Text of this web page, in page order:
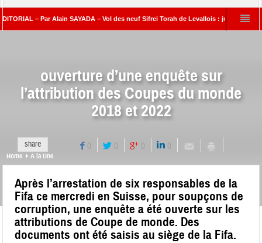
– Par Alain SAYADA – Vol des neuf Sifrei Torah de Levallois : jusqu’à quand le
ouverture d’une enquête sur
l’attribution des Coupes du monde
2018 et 2022
share 0 0 0 0
Home A la Une
Après l’arrestation de six responsables de la
Fifa ce mercredi en Suisse, pour soupçons de
corruption, une enquête a été ouverte sur les
attributions de Coupe de monde. Des
documents ont été saisis au siège de la Fifa.